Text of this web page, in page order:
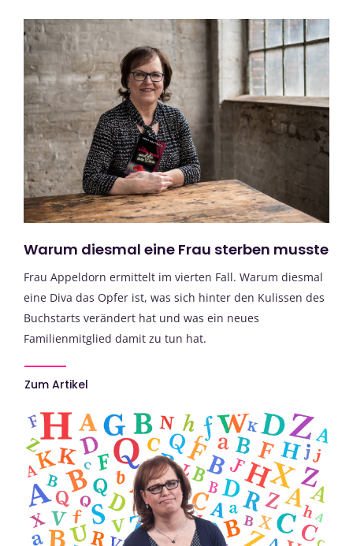
Warum diesmal eine Frau sterben musste
Frau Appeldorn ermittelt im vierten Fall. Warum diesmal
eine Diva das Opfer ist, was sich hinter den Kulissen des
Buchstarts verändert hat und was ein neues
Familienmitglied damit zu tun hat.
Zum Artikel